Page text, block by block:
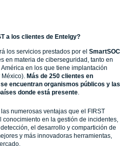
a los clientes de Entelgy?
los servicios prestados por el SmartSOC
en materia de ciberseguridad, tanto en
en los que tiene implantación
Más de 250 clientes en
encuentran organismos públicos y las
donde está presente.
numerosas ventajas que el FIRST
conocimiento en la gestión de incidentes,
el desarrollo y compartición de
y más innovadoras herramientas,